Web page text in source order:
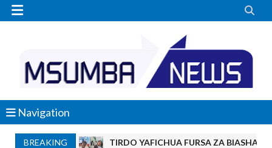
 
Navigation
BREAKING
TIRDO YAFICHUA FURSA ZA